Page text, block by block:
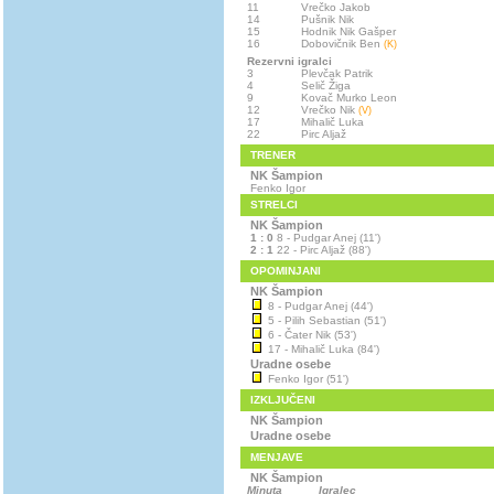
11
Vrečko Jakob
14
Pušnik Nik
15
Hodnik Nik Gašper
16
Dobovičnik Ben (K)
Rezervni igralci
3
Plevčak Patrik
4
Selič Žiga
9
Kovač Murko Leon
12
Vrečko Nik (V)
17
Mihalič Luka
22
Pirc Aljaž
TRENER
NK Šampion
Fenko Igor
STRELCI
NK Šampion
1 : 0 8 - Pudgar Anej (11')
2 : 1 22 - Pirc Aljaž (88')
OPOMINJANI
NK Šampion
8 - Pudgar Anej (44')
5 - Pilih Sebastian (51')
6 - Čater Nik (53')
17 - Mihalič Luka (84')
Uradne osebe
Fenko Igor (51')
IZKLJUČENI
NK Šampion
Uradne osebe
MENJAVE
NK Šampion
Minuta Igralec